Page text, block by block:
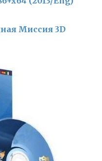
Миссия 3D